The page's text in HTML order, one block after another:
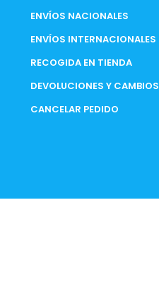
ENVÍOS NACIONALES
ENVÍOS INTERNACIONALES
RECOGIDA EN TIENDA
DEVOLUCIONES Y CAMBIOS
CANCELAR PEDIDO